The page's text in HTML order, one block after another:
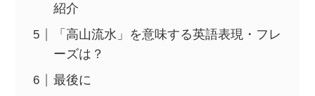
紹介
「高山流水」を意味する英語表現・フレ
ーズは？
最後に